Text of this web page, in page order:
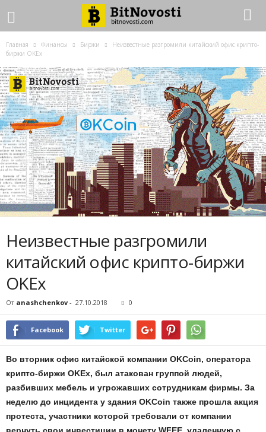
Главная Финансы Биржи
Неизвестные разгромили китайский офис крипто-
биржи OKEx
Неизвестные разгромили
китайский офис крипто-биржи
OKEx
От anashchenkov - 27.10.2018 0
Facebook Twitter
Во вторник офис китайской компании OKCoin, оператора
крипто-биржи OKEx, был атакован группой людей,
разбивших мебель и угрожавших сотрудникам фирмы. За
неделю до инцидента у здания OKCoin также прошла акция
протеста, участники которой требовали от компании